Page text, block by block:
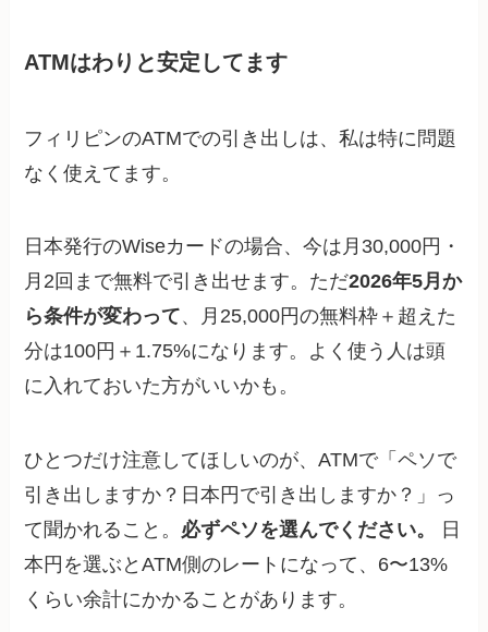
ATMはわりと安定してます
フィリピンのATMでの引き出しは、私は特に問題
なく使えてます。
日本発行のWiseカードの場合、今は月30,000円・
月2回まで無料で引き出せます。ただ2026年5月か
ら条件が変わって、月25,000円の無料枠＋超えた
分は100円＋1.75%になります。よく使う人は頭
に入れておいた方がいいかも。
ひとつだけ注意してほしいのが、ATMで「ペソで
引き出しますか？日本円で引き出しますか？」っ
て聞かれること。 必ずペソを選んでください。
日
本円を選ぶとATM側のレートになって、6〜13%
くらい余計にかかることがあります。